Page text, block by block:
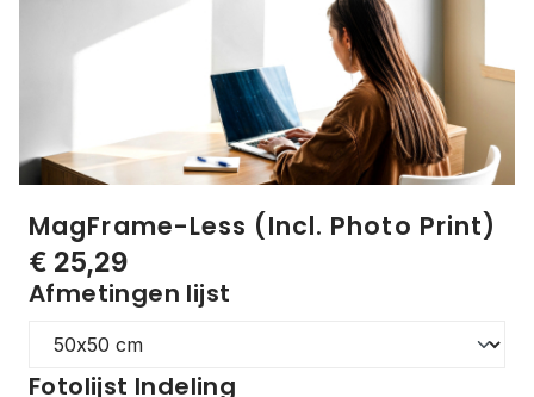
MagFrame-Less (Incl. Photo Print)
€ 25,29
Afmetingen lijst
Fotolijst Indeling